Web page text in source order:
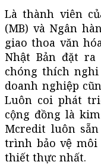
Là thành viên
(MB) và Ngân
giao thoa văn
Nhật Bản đặt
chóng thích nghi
doanh nghiệp
Luôn coi phát
cộng đồng là
Mcredit luôn
trình bảo vệ
thiết thực nhất.